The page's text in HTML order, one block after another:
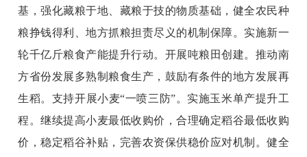
基，强化藏粮于地、藏粮于技的物质基础，健全农民种
粮挣钱得利、地方抓粮担责尽义的机制保障。实施新一
轮千亿斤粮食产能提升行动。开展吨粮田创建。推动南
方省份发展多熟制粮食生产，鼓励有条件的地方发展再
生稻。支持开展小麦“一喷三防”。实施玉米单产提升工
程。继续提高小麦最低收购价，合理确定稻谷最低收购
价，稳定稻谷补贴，完善农资保供稳价应对机制。健全